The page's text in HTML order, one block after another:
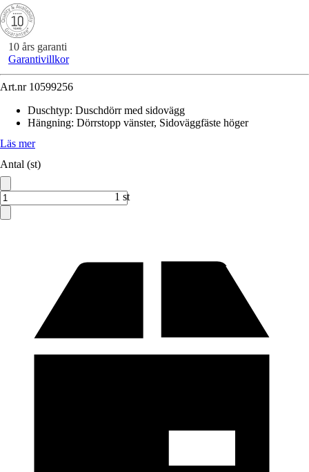
10 års garanti
Garantivillkor
Art.nr 10599256
Duschtyp: Duschdörr med sidovägg
Hängning: Dörrstopp vänster, Sidoväggfäste höger
Läs mer
Antal (st)
1 st